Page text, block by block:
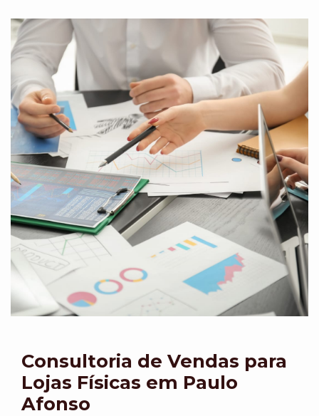
Consultoria de Vendas para
Lojas Físicas em Paulo
Afonso